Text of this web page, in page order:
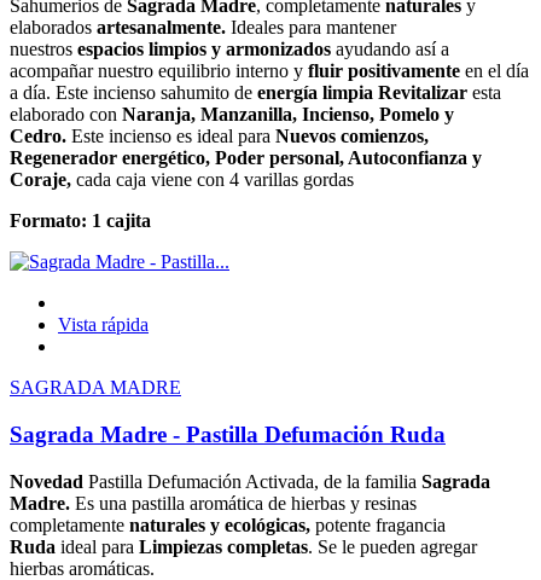
Sahumerios de Sagrada Madre, completamente naturales y
elaborados artesanalmente. Ideales para mantener
nuestros espacios limpios y armonizados ayudando así a
acompañar nuestro equilibrio interno y fluir positivamente en el día
a día. Este incienso sahumito de energía limpia Revitalizar esta
elaborado con Naranja, Manzanilla, Incienso, Pomelo y
Cedro. Este incienso es ideal para Nuevos comienzos,
Regenerador energético, Poder personal, Autoconfianza y
Coraje, cada caja viene con 4 varillas gordas
Formato: 1 cajita
Vista rápida
SAGRADA MADRE
Sagrada Madre - Pastilla Defumación Ruda
Novedad Pastilla Defumación Activada, de la familia Sagrada
Madre. Es una pastilla aromática de hierbas y resinas
completamente naturales y ecológicas, potente fragancia
Ruda ideal para Limpiezas completas. Se le pueden agregar
hierbas aromáticas.